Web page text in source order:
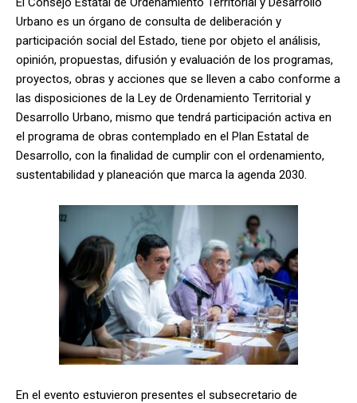
Urbano es un órgano de consulta de deliberación y
participación social del Estado, tiene por objeto el análisis,
opinión, propuestas, difusión y evaluación de los programas,
proyectos, obras y acciones que se lleven a cabo conforme a
las disposiciones de la Ley de Ordenamiento Territorial y
Desarrollo Urbano, mismo que tendrá participación activa en
el programa de obras contemplado en el Plan Estatal de
Desarrollo, con la finalidad de cumplir con el ordenamiento,
sustentabilidad y planeación que marca la agenda 2030.
En el evento estuvieron presentes el subsecretario de